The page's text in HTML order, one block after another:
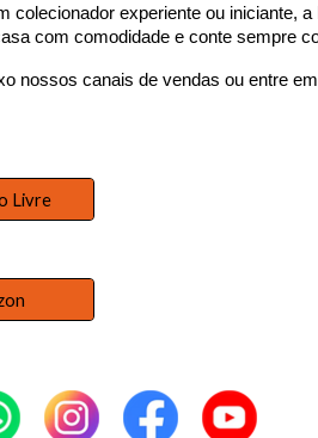
colecionador experiente ou iniciante,
com comodidade e conte sempre
nossos canais de vendas ou entre
Livre